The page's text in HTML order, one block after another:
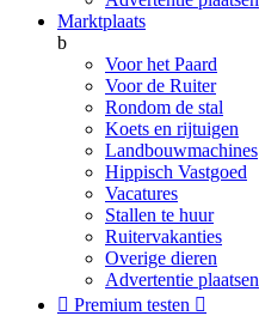
Marktplaats
b
Voor het Paard
Voor de Ruiter
Rondom de stal
Koets en rijtuigen
Landbouwmachines
Hippisch Vastgoed
Vacatures
Stallen te huur
Ruitervakanties
Overige dieren
Advertentie plaatsen
 Premium testen 